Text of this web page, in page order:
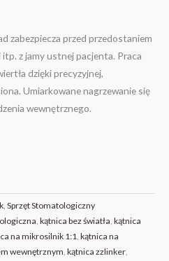
zabezpiecza przed przedostaniem
itp. z jamy ustnej pacjenta. Praca
dzięki precyzyjnej,
Umiarkowane nagrzewanie się
wewnętrznego.
, Sprzęt Stomatologiczny
, kątnica bez światła, kątnica
na mikrosilnik 1:1, kątnica na
wewnętrznym, kątnica zzlinker,